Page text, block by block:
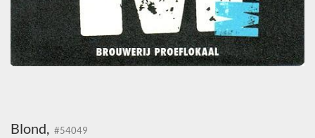
Blond, #54049